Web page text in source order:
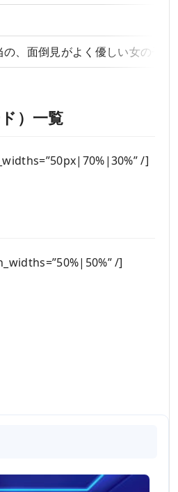
、面倒見がよく優しい女の子
）一覧
/]
/]